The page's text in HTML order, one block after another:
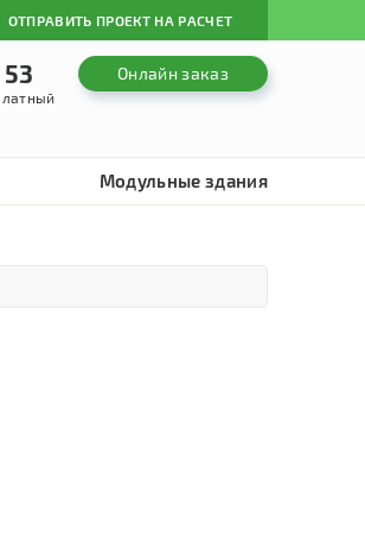
ОТПРАВИТЬ ПРОЕКТ НА РАСЧЕТ
Онлайн заказ
Модульные здания